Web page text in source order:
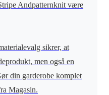
Andpatternknit være
sikrer, at
men også en
din garderobe komplet
Magasin.